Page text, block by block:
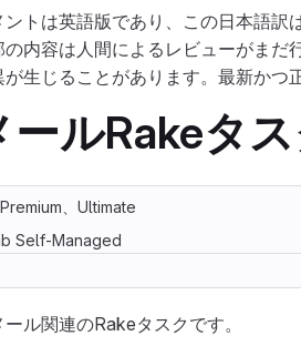
トは英語版であり、この日本語訳
の内容は人間によるレビューがま
生じることがあります。最新かつ
ールRakeタス
、Ultimate
Self-Managed
ル関連のRakeタスクです。